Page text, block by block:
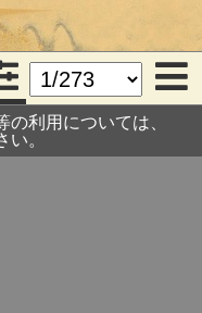
利用については、
。